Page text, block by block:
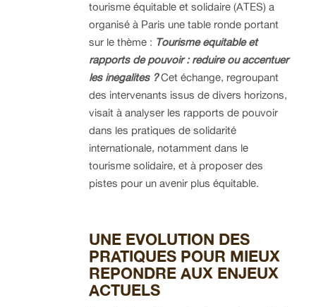
tourisme équitable et solidaire (ATES) a
organisé à Paris une table ronde portant
sur le thème : Tourisme équitable et
rapports de pouvoir : réduire ou accentuer
les inégalités ?Cet échange, regroupant
des intervenants issus de divers horizons,
visait à analyser les rapports de pouvoir
dans les pratiques de solidarité
internationale, notamment dans le
tourisme solidaire, et à proposer des
pistes pour un avenir plus équitable.
UNE EVOLUTION DES
PRATIQUES POUR MIEUX
REPONDRE AUX ENJEUX
ACTUELS